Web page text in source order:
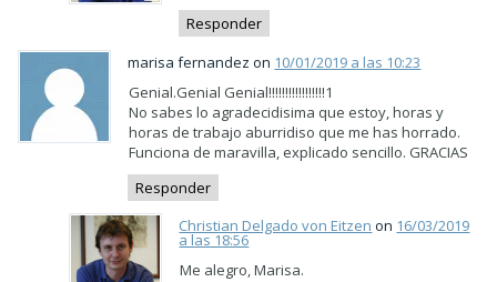
Responder
marisa fernandez on 10/01/2019 a las 10:23
Genial.Genial Genial!!!!!!!!!!!!!!!!!1
No sabes lo agradecidisima que estoy, horas y
horas de trabajo aburridiso que me has horrado.
Funciona de maravilla, explicado sencillo. GRACIAS
Responder
Christian Delgado von Eitzen on 16/03/2019
a las 18:56
Me alegro, Marisa.